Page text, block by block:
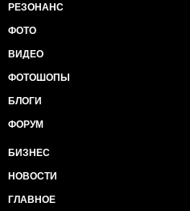
РЕЗОНАНС
ФОТО
ВИДЕО
ФОТОШОПЫ
БЛОГИ
ФОРУМ
БИЗНЕС
НОВОСТИ
ГЛАВНОЕ